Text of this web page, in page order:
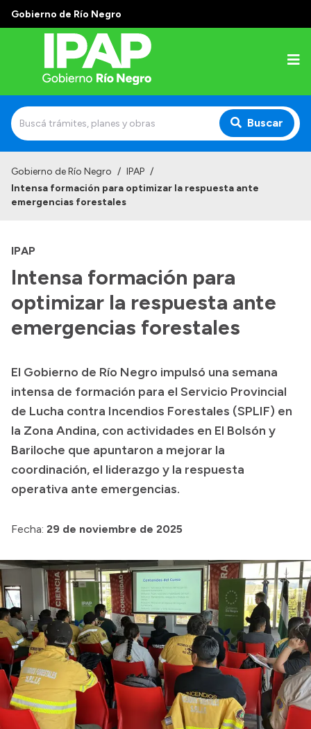
Gobierno de Río Negro
Buscar
Institucional
Autoridades
Alumnos
Docentes y Capacitadores
Normativa
Accesos directos
SIU GUARANÍ
SECUNDARIO
TECNICATURAS
CAPACITACIONES
Gobierno de Río Negro / IPAP /
Intensa formación para optimizar la respuesta ante
emergencias forestales
IPAP
Intensa formación para
optimizar la respuesta ante
emergencias forestales
El Gobierno de Río Negro impulsó una semana
intensa de formación para el Servicio Provincial
de Lucha contra Incendios Forestales (SPLIF) en
la Zona Andina, con actividades en El Bolsón y
Bariloche que apuntaron a mejorar la
coordinación, el liderazgo y la respuesta
operativa ante emergencias.
Fecha: 29 de noviembre de 2025